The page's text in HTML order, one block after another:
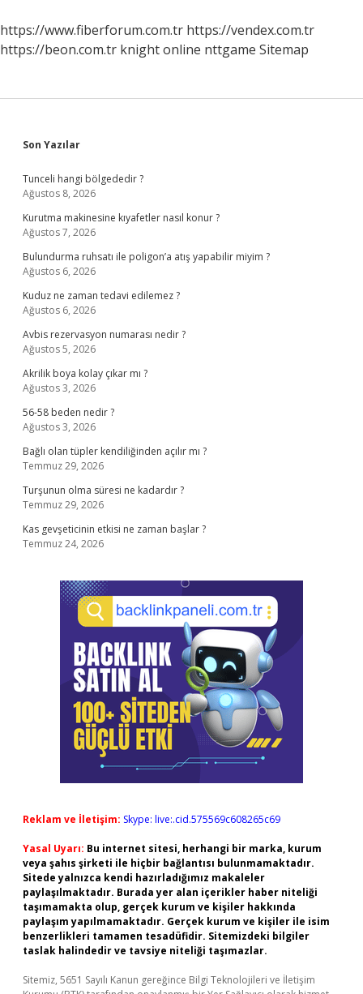
Anlarız
https://www.fiberforum.com.tr https://vendex.com.tr
https://beon.com.tr knight online nttgame Sitemap
Sidebar
Son Yazılar
Tunceli hangi bölgededir ?
Ağustos 8, 2026
Kurutma makinesine kıyafetler nasıl konur ?
Ağustos 7, 2026
Bulundurma ruhsatı ile poligon’a atış yapabilir miyim ?
Ağustos 6, 2026
Kuduz ne zaman tedavi edilemez ?
Ağustos 6, 2026
Avbis rezervasyon numarası nedir ?
Ağustos 5, 2026
Akrilik boya kolay çıkar mı ?
Ağustos 3, 2026
56-58 beden nedir ?
Ağustos 3, 2026
Bağlı olan tüpler kendiliğinden açılır mı ?
Temmuz 29, 2026
Turşunun olma süresi ne kadardır ?
Temmuz 29, 2026
Kas gevşeticinin etkisi ne zaman başlar ?
Temmuz 24, 2026
Reklam ve İletişim: Skype: live:.cid.575569c608265c69
Yasal Uyarı: Bu internet sitesi, herhangi bir marka, kurum
veya şahıs şirketi ile hiçbir bağlantısı bulunmamaktadır.
Sitede yalnızca kendi hazırladığımız makaleler
paylaşılmaktadır. Burada yer alan içerikler haber niteliği
taşımamakta olup, gerçek kurum ve kişiler hakkında
paylaşım yapılmamaktadır. Gerçek kurum ve kişiler ile isim
benzerlikleri tamamen tesadüfidir. Sitemizdeki bilgiler
taslak halindedir ve tavsiye niteliği taşımazlar.
Sitemiz, 5651 Sayılı Kanun gereğince Bilgi Teknolojileri ve İletişim